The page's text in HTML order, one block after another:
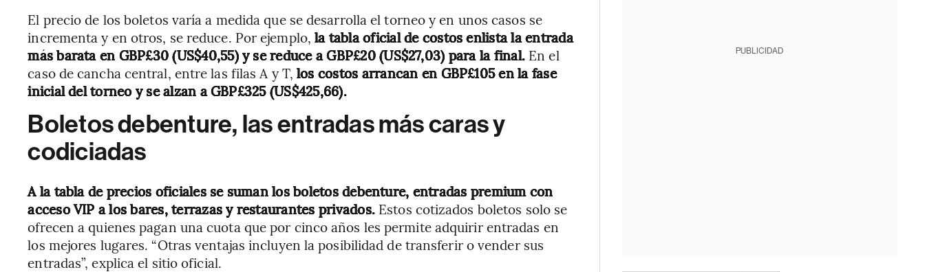
El precio de los boletos varía a medida que se desarrolla el torneo y en unos casos se
incrementa y en otros, se reduce. Por ejemplo,la tabla oficial de costos enlista la entrada
más barata en GBP£30 (US$40,55) y se reduce a GBP£20 (US$27,03) para la final. En el
caso de cancha central, entre las filas A y T,los costos arrancan en GBP£105 en la fase
inicial del torneo y se alzan a GBP£325 (US$425,66).
Boletos debenture, las entradas más caras y
codiciadas
A la tabla de precios oficiales se suman los boletos debenture, entradas premium con
acceso VIP a los bares, terrazas y restaurantes privados. Estos cotizados boletos solo se
ofrecen a quienes pagan una cuota que por cinco años les permite adquirir entradas en
los mejores lugares. “Otras ventajas incluyen la posibilidad de transferir o vender sus
entradas”, explica el sitio oficial.
PUBLICIDAD